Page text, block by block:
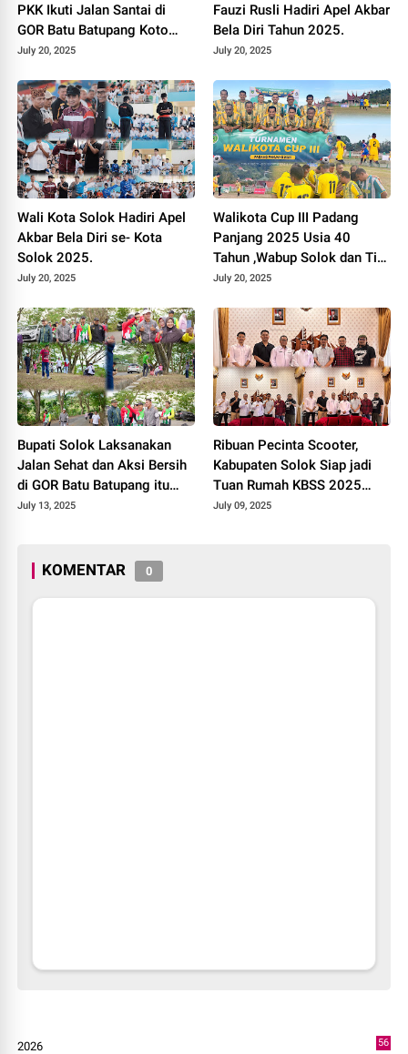
PKK Ikuti Jalan Santai di
GOR Batu Batupang Koto
Baru.
July 20, 2025
Fauzi Rusli Hadiri Apel Akbar
Bela Diri Tahun 2025.
July 20, 2025
Wali Kota Solok Hadiri Apel
Akbar Bela Diri se- Kota
Solok 2025.
July 20, 2025
Walikota Cup III Padang
Panjang 2025 Usia 40
Tahun ,Wabup Solok dan Tim
Libas Pemko Payakumbuh
July 20, 2025
Bupati Solok Laksanakan
Jalan Sehat dan Aksi Bersih
di GOR Batu Batupang itu
Koto Baru
July 13, 2025
Ribuan Pecinta Scooter,
Kabupaten Solok Siap jadi
Tuan Rumah KBSS 2025
Akan Ramaikan Alahan
July 09, 2025
KOMENTAR 0
2026
56